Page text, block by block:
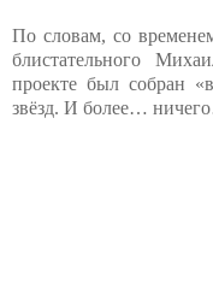
По словам, со
блистательного
проекте был собран
звёзд. И более…